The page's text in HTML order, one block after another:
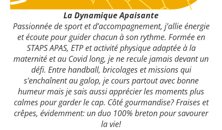
La Dynamique Apaisante
Passionnée de sport et d’accompagnement, j’allie énergie
et écoute pour guider chacun à son rythme. Formée en
STAPS APAS, ETP et activité physique adaptée à la
maternité et au Covid long, je ne recule jamais devant un
défi. Entre handball, bricolages et missions qui
s’enchaînent au galop, je cours partout avec bonne
humeur mais je sais aussi apprécier les moments plus
calmes pour garder le cap. Côté gourmandise? Fraises et
crêpes, évidemment: un duo 100% breton pour savourer
la vie!